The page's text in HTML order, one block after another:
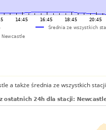
a także średnia ze wszystkich stacji